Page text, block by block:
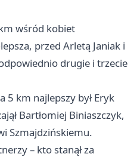
wśród kobiet
przed Arletą Janiak i
drugie i trzecie
5 km najlepszy był Eryk
Bartłomiej Biniaszczyk,
Szmajdzińskiemu.
– kto stanął za